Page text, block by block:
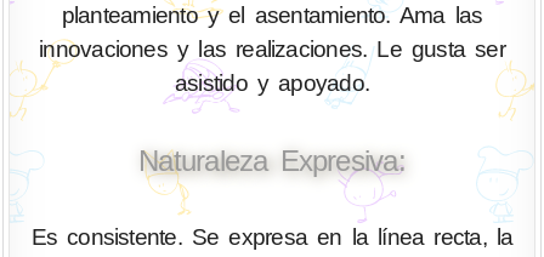
planteamiento y el asentamiento. Ama las
innovaciones y las realizaciones. Le gusta ser
asistido y apoyado.
Naturaleza Expresiva:
Es consistente. Se expresa en la línea recta, la